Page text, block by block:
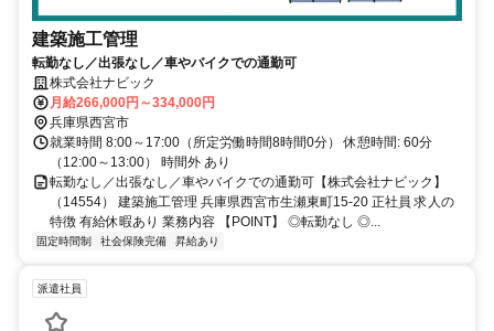
建築施工管理
転勤なし／出張なし／車やバイクでの通勤可
株式会社ナビック
月給266,000円～334,000円
兵庫県西宮市
就業時間 8:00～17:00（所定労働時間8時間0分） 休憩時間: 60分
（12:00～13:00） 時間外 あり
転勤なし／出張なし／車やバイクでの通勤可【株式会社ナビック】
（14554） 建築施工管理 兵庫県西宮市生瀬東町15-20 正社員 求人の
特徴 有給休暇あり 業務内容 【POINT】 ◎転勤なし ◎...
固定時間制 社会保険完備 昇給あり
派遣社員